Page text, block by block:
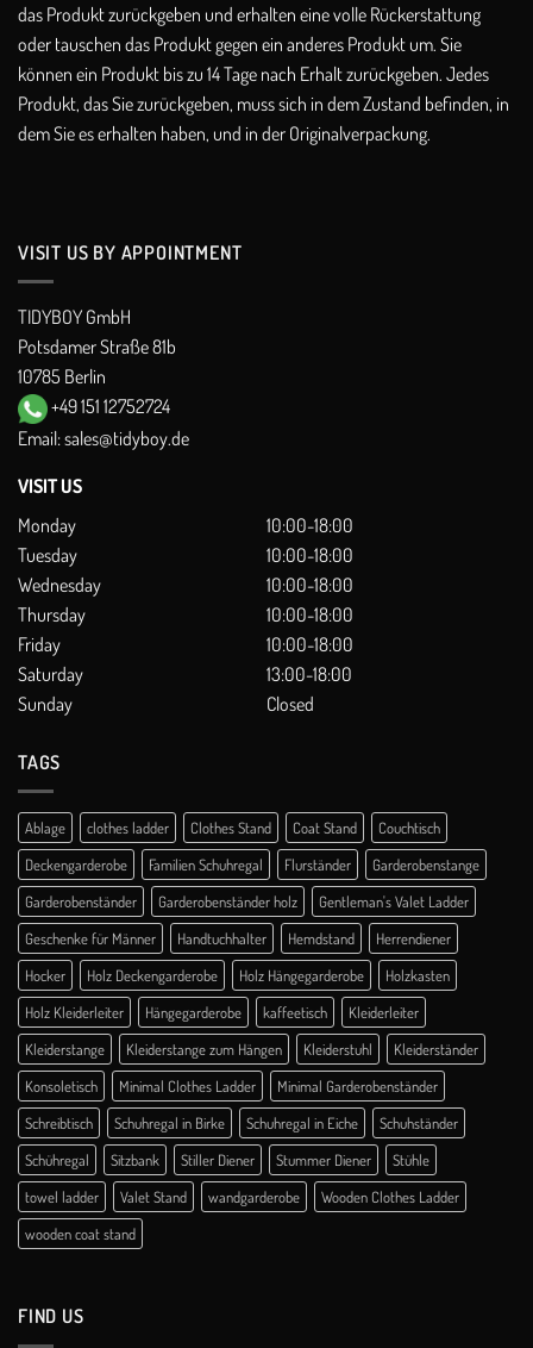
das Produkt zurückgeben und erhalten eine volle Rückerstattung
oder tauschen das Produkt gegen ein anderes Produkt um. Sie
können ein Produkt bis zu 14 Tage nach Erhalt zurückgeben. Jedes
Produkt, das Sie zurückgeben, muss sich in dem Zustand befinden, in
dem Sie es erhalten haben, und in der Originalverpackung.
VISIT US BY APPOINTMENT
TIDYBOY GmbH
Potsdamer Straße 81b
10785 Berlin
+49 151 12752724
Email:sales@tidyboy.de
VISIT US
Monday
10:00-18:00
Tuesday
10:00-18:00
Wednesday
10:00-18:00
Thursday
10:00-18:00
Friday
10:00-18:00
Saturday
13:00-18:00
Sunday
Closed
TAGS
Ablage clothes ladder Clothes Stand Coat Stand
Couchtisch
Deckengarderobe
Familien Schuhregal Flurständer
Garderobenstange
Garderobenständer
Garderobenständer holz
Gentleman's Valet Ladder
Geschenke für Männer
Handtuchhalter Hemdstand
Herrendiener
Hocker
Holz Deckengarderobe Holz Hängegarderobe
Holzkasten
Holz Kleiderleiter
Hängegarderobe kaffeetisch
Kleiderleiter
Kleiderstange
Kleiderstange zum Hängen Kleiderstuhl
Kleiderständer
Konsoletisch
Minimal Clothes Ladder
Minimal Garderobenständer
Schreibtisch
Schuhregal in Birke Schuhregal in Eiche
Schuhständer
Schühregal
Sitzbank Stiller Diener Stummer Diener
Stühle
towel ladder
Valet Stand wandgarderobe
Wooden Clothes Ladder
wooden coat stand
FIND US